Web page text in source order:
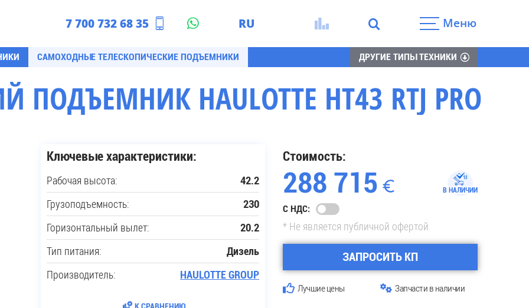
7 700 732 68 35
RU
EN
Меню
САМОХОДНЫЕ ТЕЛЕСКОПИЧЕСКИЕ ПОДЪЕМНИКИ ДРУГИЕ ТИПЫ ТЕХНИКИ
HAULOTTE HT43 RTJ PRO
Ключевые характеристики:
Рабочая высота: 42.2
Грузоподъемность: 230
Горизонтальный вылет: 20.2
Тип питания: Дизель
Производитель: HAULOTTE GROUP
Стоимость:
288 715 В НАЛИЧИИ
С НДС:
* Не является публичной офертой
ЗАПРОСИТЬ КП
Лучшие цены Запчасти в наличии